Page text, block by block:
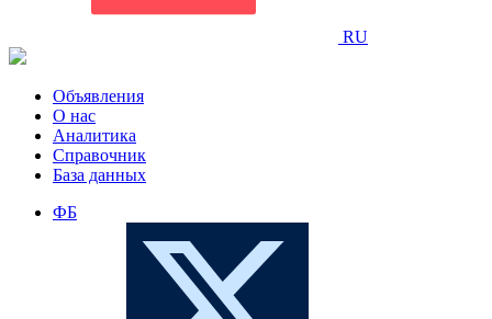
RU
Объявления
О нас
Аналитика
Справочник
База данных
ФБ